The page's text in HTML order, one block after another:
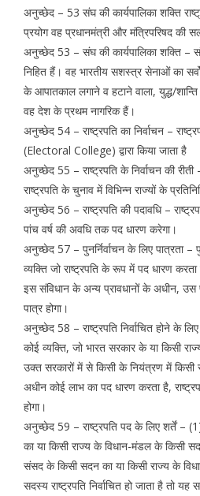
अनुच्छेद – 53 संघ की कार्यपालिका शक्ति
प्रयोग वह प्रधानमंत्री और मंत्रिपरिषद की
अनुच्छेद 53 – संघ की कार्यपालिका शक्ति –
निहित हैं। वह भारतीय सशस्त्र सेनाओं का
के आपातकाल लगाने व हटाने वाला, युद्ध/
वह देश के प्रथम नागरिक हैं।
अनुच्छेद 54 – राष्ट्रपति का निर्वाचन –
(Electoral College) द्वारा किया जाता है
अनुच्छेद 55 – राष्ट्रपति के निर्वाचन की
राष्ट्रपति के चुनाव में विभिन्न राज्यों के
अनुच्छेद 56 – राष्ट्रपति की पदावधि –
पांच वर्ष की अवधि तक पद धारण करेगा।
अनुच्छेद 57 – पुनर्निर्वाचन के लिए पात्रता –
व्यक्ति जो राष्ट्रपति के रूप में पद धारण
इस संविधान के अन्य प्रावधानों के अधीन,
पात्र होगा।
अनुच्छेद 58 – राष्ट्रपति निर्वाचित होने के
कोई व्यक्ति, जो भारत सरकार के या किसी
उक्त सरकारों में से किसी के नियंत्रण में किसी
अधीन कोई लाभ का पद धारण करता है,
होगा।
अनुच्छेद 59 – राष्ट्रपति पद के लिए शर्तें –
का या किसी राज्य के विधान-मंडल के किसी
संसद के किसी सदन का या किसी राज्य के
सदस्य राष्ट्रपति निर्वाचित हो जाता है तो